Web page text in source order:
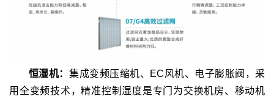
恒湿机： 集成变频压缩机、EC风机、电子膨胀阀，采
用全变频技术，精准控制湿度是专门为交换机房、移动机